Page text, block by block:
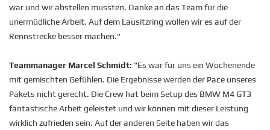
war und wir abstellen mussten. Danke an das Team für die
unermüdliche Arbeit. Auf dem Lausitzring wollen wir es auf der
Rennstrecke besser machen."
Teammanager Marcel Schmidt: "Es war für uns ein Wochenende
mit gemischten Gefühlen. Die Ergebnisse werden der Pace unseres
Pakets nicht gerecht. Die Crew hat beim Setup des BMW M4 GT3
fantastische Arbeit geleistet und wir können mit dieser Leistung
wirklich zufrieden sein. Auf der anderen Seite haben wir das